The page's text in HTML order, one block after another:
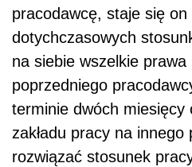
pracodawcę, staje się
dotychczasowych
na siebie wszelkie prawa
poprzedniego
terminie dwóch miesięcy
zakładu pracy na innego
rozwiązać stosunek